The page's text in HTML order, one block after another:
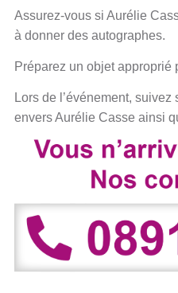
Assurez-vous si Aurélie
à donner des autographes.
Préparez un objet approprié
Lors de l’événement,
envers Aurélie Casse ainsi